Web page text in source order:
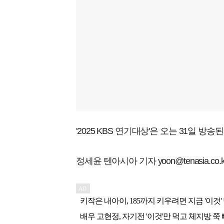
'2025 KBS 연기대상'은 오는 31일 방송
정세윤 텐아시아 기자